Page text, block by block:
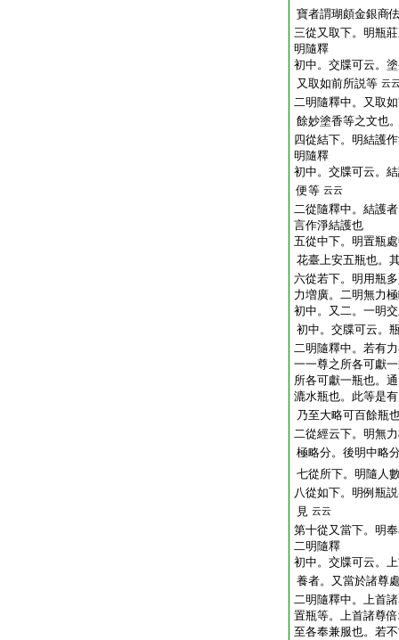
寶者謂瑚頗金銀商
三從又取下。明瓶
明隨釋
初中。交牒可云。
又取如前所説等 云
二明隨釋中。又取
餘妙塗香等之文也
四從結下。明結護
明隨釋
初中。交牒可云。
便等 云云
二從隨釋中。結護
言作淨結護也
五從中下。明置瓶
花臺上安五瓶也。
六從若下。明用瓶
力増廣。二明無力
初中。又二。一明
初中。交牒可云。
二明隨釋中。若有
一一尊之所各可獻
所各可獻一瓶也。
漉水瓶也。此等是
乃至大略可百餘瓶
二從經云下。明無
極略分。後明中略
七從所下。明隨人
八從如下。明例瓶
見 云云
第十從又當下。明
二明隨釋
初中。交牒可云。
養者。又當於諸尊
二明隨釋中。上首
置瓶等。上首諸尊
至各奉兼服也。若